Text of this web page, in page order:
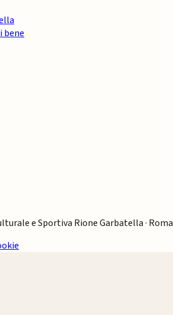
bene
e Sportiva Rione Garbatella · Roma